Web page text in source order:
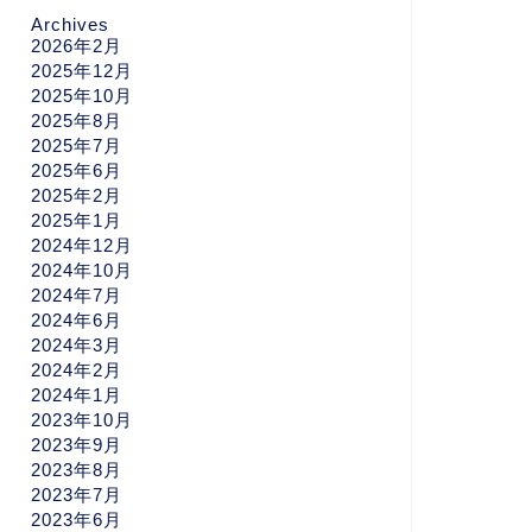
Archives
2026年2月
2025年12月
2025年10月
2025年8月
2025年7月
2025年6月
2025年2月
2025年1月
2024年12月
2024年10月
2024年7月
2024年6月
2024年3月
2024年2月
2024年1月
2023年10月
2023年9月
2023年8月
2023年7月
2023年6月